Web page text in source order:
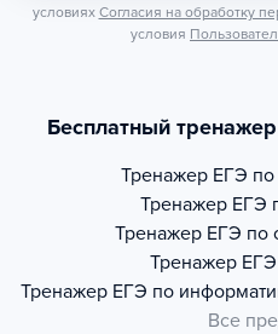
условиях Согласия на обработку
условия
Бесплатный
Тренажер ЕГЭ по
Тренажер ЕГЭ
Тренажер ЕГЭ по
Тренажер
Тренажер ЕГЭ по
Все